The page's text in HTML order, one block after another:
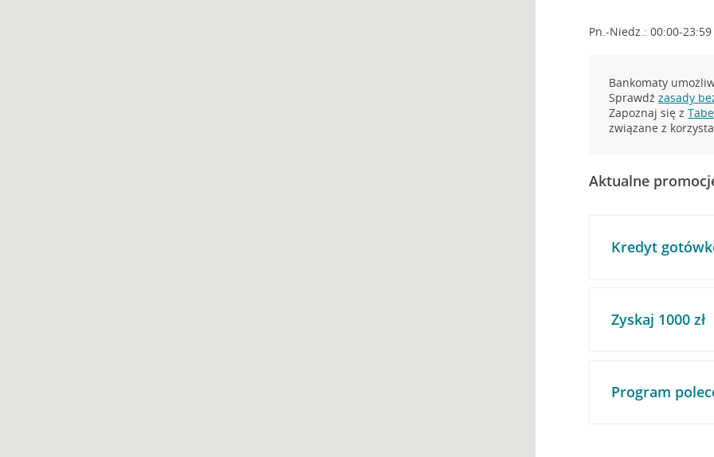
Pn.-Niedz.: 00:00-23:59
Bankomaty
Sprawdźzasady
Zapoznaj się z
związane z
Aktualne
Kredyt
Zyskaj 1000 zł
Program